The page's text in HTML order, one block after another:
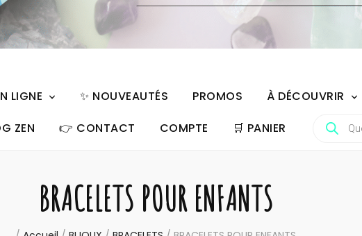
LIGNE ✨ NOUVEAUTÉS PROMOS À DÉCOUVRIR
ZEN 👉 CONTACT COMPTE 🛒︎ PANIER
PRODUITS
BRACELETS POUR ENFANTS